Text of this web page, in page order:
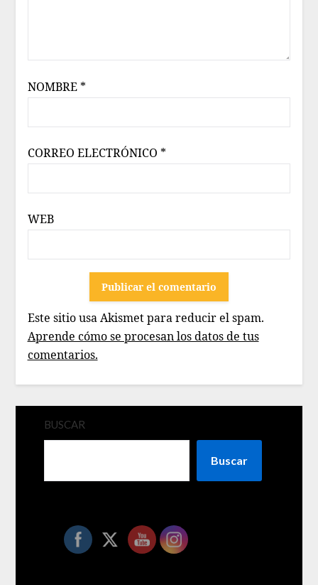
NOMBRE *
CORREO ELECTRÓNICO *
WEB
Este sitio usa Akismet para reducir el spam.
Aprende cómo se procesan los datos de tus
comentarios.
BUSCAR
Buscar